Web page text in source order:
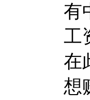
有
工
在
想